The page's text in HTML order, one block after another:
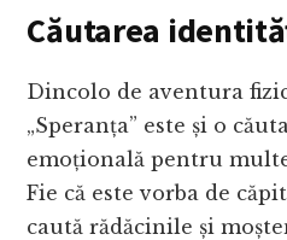
Căutarea
Dincolo de aventura
„Speranța” este și o
emoțională pentru
Fie că este vorba de
caută rădăcinile și